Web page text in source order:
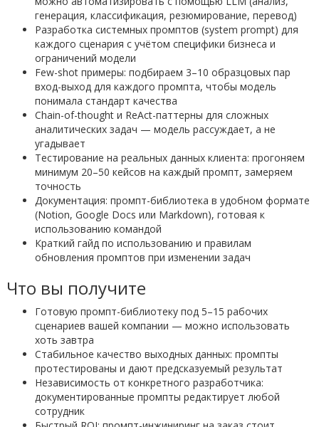
генерация, классификация, резюмирование, перевод)
Разработка системных промптов (system prompt) для
каждого сценария с учётом специфики бизнеса и
ограничений модели
Few-shot примеры: подбираем 3–10 образцовых пар
вход-выход для каждого промпта, чтобы модель
понимала стандарт качества
Chain-of-thought и ReAct-паттерны для сложных
аналитических задач — модель рассуждает, а не
угадывает
Тестирование на реальных данных клиента: прогоняем
минимум 20–50 кейсов на каждый промпт, замеряем
точность
Документация: промпт-библиотека в удобном формате
(Notion, Google Docs или Markdown), готовая к
использованию командой
Краткий гайд по использованию и правилам
обновления промптов при изменении задач
Что вы получите
Готовую промпт-библиотеку под 5–15 рабочих
сценариев вашей компании — можно использовать
хоть завтра
Стабильное качество выходных данных: промпты
протестированы и дают предсказуемый результат
Независимость от конкретного разработчика:
документированные промпты редактирует любой
сотрудник